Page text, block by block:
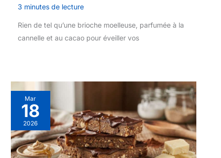
3 minutes de lecture
Rien de tel qu’une brioche moelleuse, parfumée à la
cannelle et au cacao pour éveiller vos
Mar
18
2026